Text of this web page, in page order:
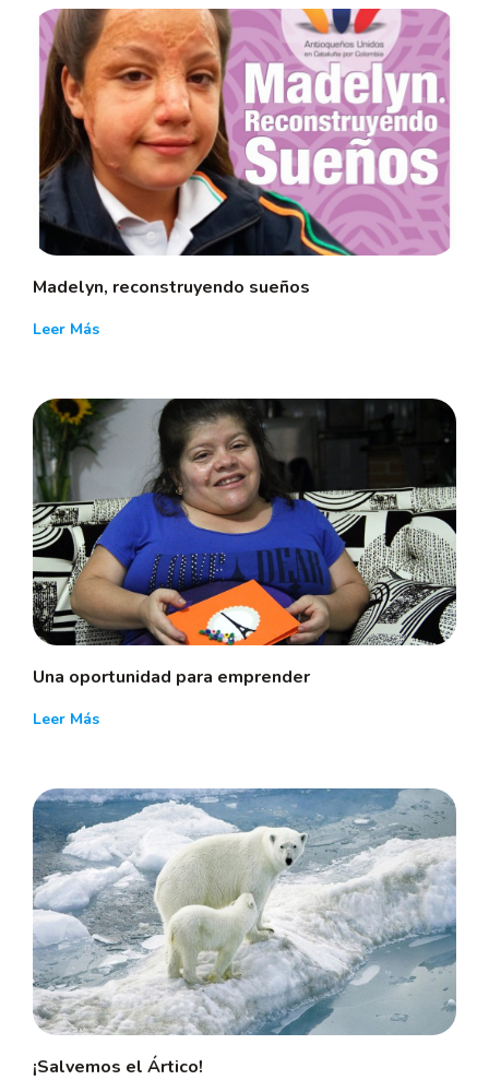
Madelyn, reconstruyendo sueños
Leer Más
Una oportunidad para emprender
Leer Más
¡Salvemos el Ártico!